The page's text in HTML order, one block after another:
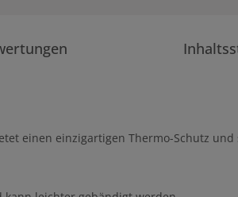
einen einzigartigen Thermo-Schutz und